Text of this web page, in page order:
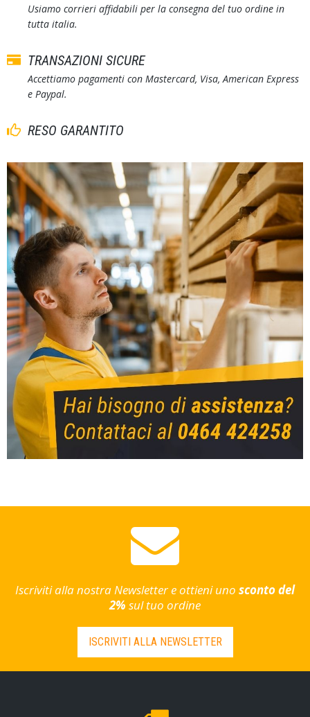
Usiamo corrieri affidabili per la consegna del tuo ordine in
tutta italia.
TRANSAZIONI SICURE
Accettiamo pagamenti con Mastercard, Visa, American Express
e Paypal.
RESO GARANTITO
Iscriviti alla nostra Newsletter e ottieni uno sconto del
2% sul tuo ordine
ISCRIVITI ALLA NEWSLETTER